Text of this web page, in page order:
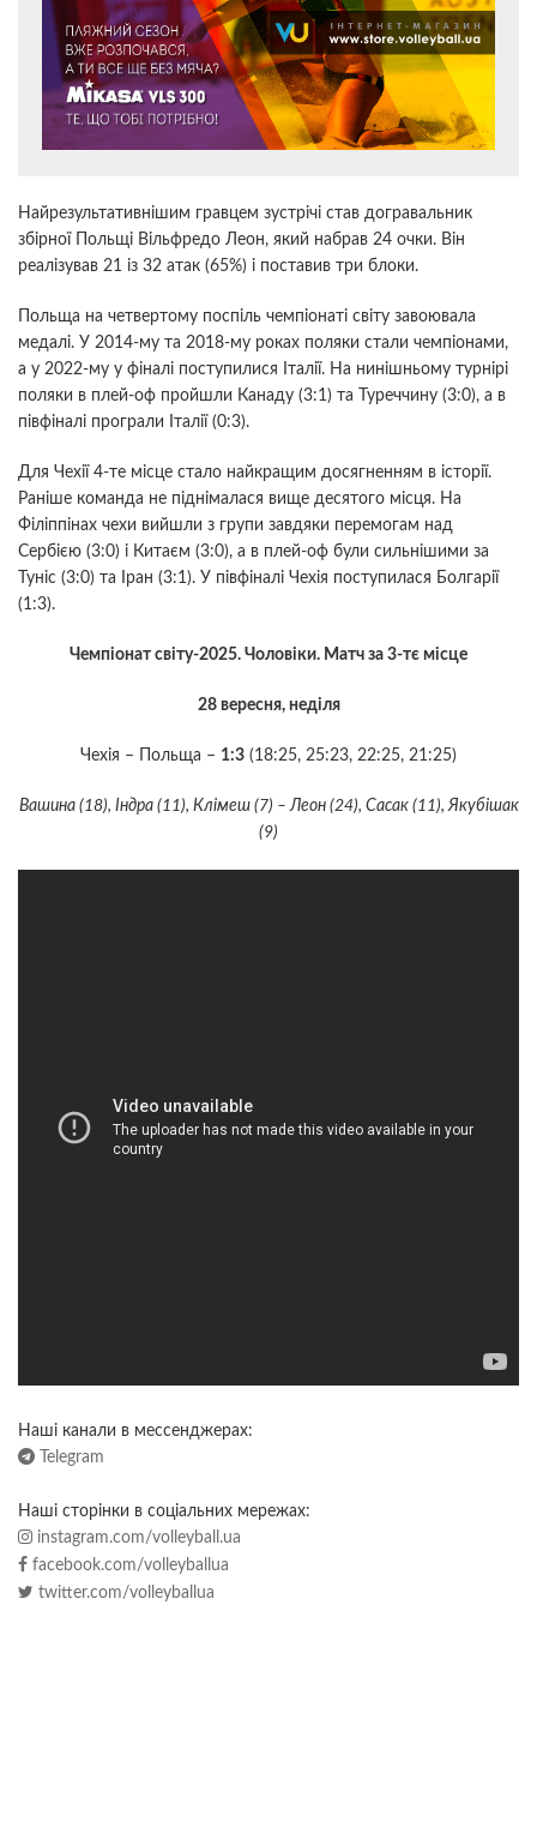
Найрезультативнішим гравцем зустрічі став догравальник
збірної Польщі Вільфредо Леон, який набрав 24 очки. Він
реалізував 21 із 32 атак (65%) і поставив три блоки.
Польща на четвертому поспіль чемпіонаті світу завоювала
медалі. У 2014-му та 2018-му роках поляки стали чемпіонами,
а у 2022-му у фіналі поступилися Італії. На нинішньому турнірі
поляки в плей-оф пройшли Канаду (3:1) та Туреччину (3:0), а в
півфіналі програли Італії (0:3).
Для Чехії 4-те місце стало найкращим досягненням в історії.
Раніше команда не піднімалася вище десятого місця. На
Філіппінах чехи вийшли з групи завдяки перемогам над
Сербією (3:0) і Китаєм (3:0), а в плей-оф були сильнішими за
Туніс (3:0) та Іран (3:1). У півфіналі Чехія поступилася Болгарії
(1:3).
Чемпіонат світу-2025. Чоловіки. Матч за 3-тє місце
28 вересня, неділя
Чехія – Польща – 1:3 (18:25, 25:23, 22:25, 21:25)
Вашина (18), Індра (11), Клімеш (7) – Леон (24), Сасак (11), Якубішак
(9)
Наші канали в мессенджерах:
Telegram
Наші сторінки в соціальних мережах:
instagram.com/volleyball.ua
facebook.com/volleyballua
twitter.com/volleyballua